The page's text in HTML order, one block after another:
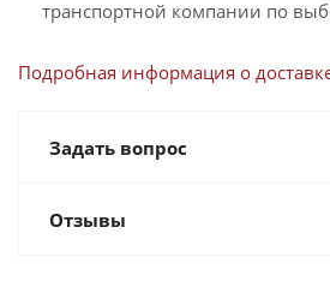
транспортной компании по
Подробная информация о
Задать вопрос
Отзывы